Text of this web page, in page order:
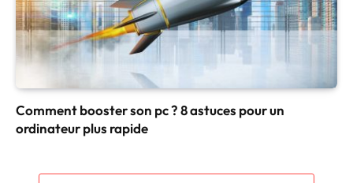
Comment booster son pc ? 8 astuces pour un
ordinateur plus rapide